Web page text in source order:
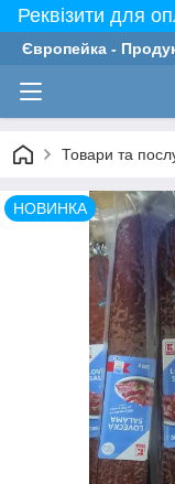
Реквізити для
Європейка -
Товари та
НОВИНКА